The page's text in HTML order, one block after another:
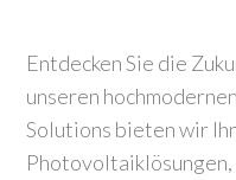
Entdecken Sie die
unseren
Solutions bieten wir
Photovoltaiklösungen,